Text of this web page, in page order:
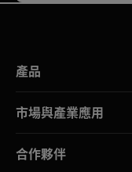
產品
市場與產業應用
合作夥伴